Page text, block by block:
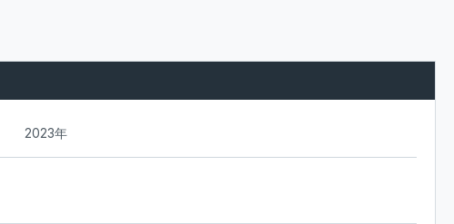
2023年